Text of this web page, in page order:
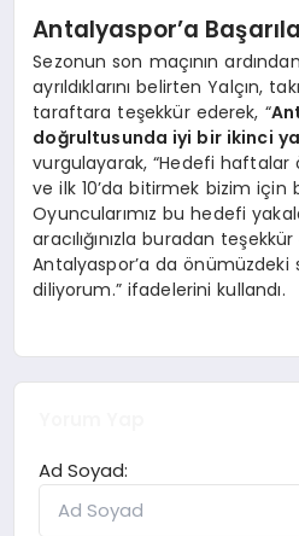
Antalyaspor’a
Sezonun son maçının
ayrıldıklarını belirten Yalçın,
taraftara teşekkür ederek, “
doğrultusunda iyi bir ikinci
vurgulayarak, “Hedefi
ve ilk 10’da bitirmek bizim için
Oyuncularımız bu hedefi
aracılığınızla buradan
Antalyaspor’a da önümüzdeki
diliyorum.” ifadelerini kullandı.
Ad Soyad: